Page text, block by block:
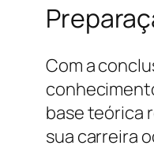
Com a
base teórica
sua carreira